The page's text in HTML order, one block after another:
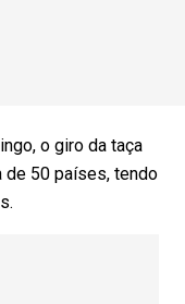
o giro da taça
de 50 países, tendo